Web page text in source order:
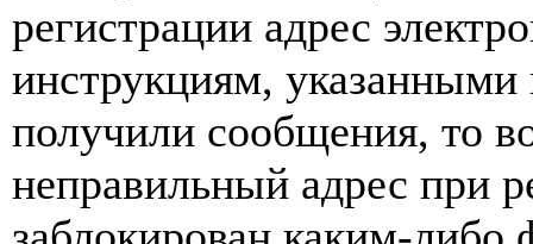
регистрации адрес
инструкциям,
получили сообщения, то
неправильный адрес при